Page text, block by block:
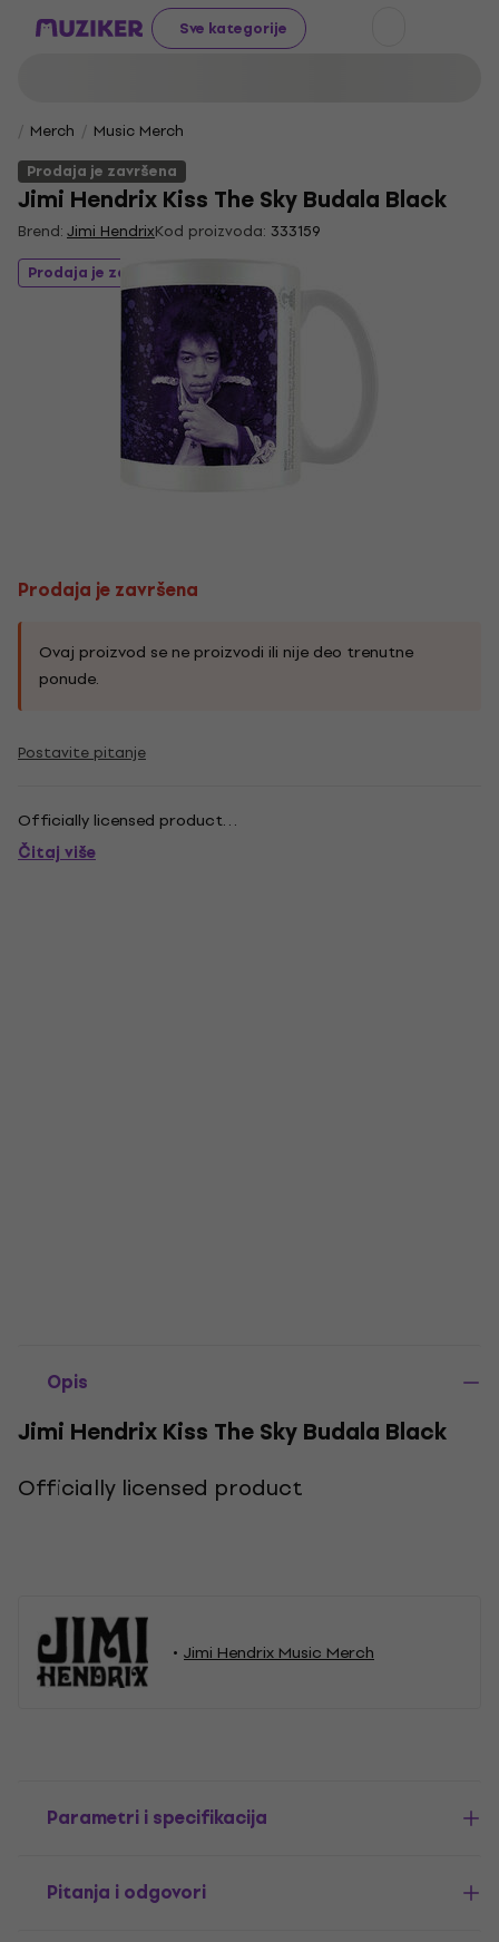
Sve kategorije
Merch
Music Merch
Prodaja je završena
Jimi Hendrix Kiss The Sky Budala Black
Brend:Jimi HendrixKod proizvoda: 333159
Prodaja je završena
Prodaja je završena
Ovaj proizvod se ne proizvodi ili nije deo trenutne
ponude.
Postavite pitanje
Officially licensed product. . .
Čitaj više
Opis
Jimi Hendrix Kiss The Sky Budala Black
Officially licensed product
Jimi Hendrix Music Merch
Parametri i specifikacija
Pitanja i odgovori